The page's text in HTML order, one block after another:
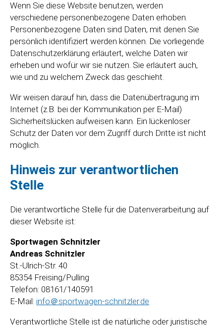
Wenn Sie diese Website benutzen, werden
verschiedene personenbezogene Daten erhoben.
Personenbezogene Daten sind Daten, mit denen Sie
persönlich identifiziert werden können. Die vorliegende
Datenschutzerklärung erläutert, welche Daten wir
erheben und wofür wir sie nutzen. Sie erläutert auch,
wie und zu welchem Zweck das geschieht.
Wir weisen darauf hin, dass die Datenübertragung im
Internet (z.B. bei der Kommunikation per E-Mail)
Sicherheitslücken aufweisen kann. Ein lückenloser
Schutz der Daten vor dem Zugriff durch Dritte ist nicht
möglich.
Hinweis zur verantwortlichen
Stelle
Die verantwortliche Stelle für die Datenverarbeitung auf
dieser Website ist:
Sportwagen Schnitzler
Andreas Schnitzler
St.-Ulrich-Str. 40
85354 Freising/Pulling
Telefon: 08161/140591
E-Mail: info＠sportwagen-schnitzler.de
Verantwortliche Stelle ist die natürliche oder juristische